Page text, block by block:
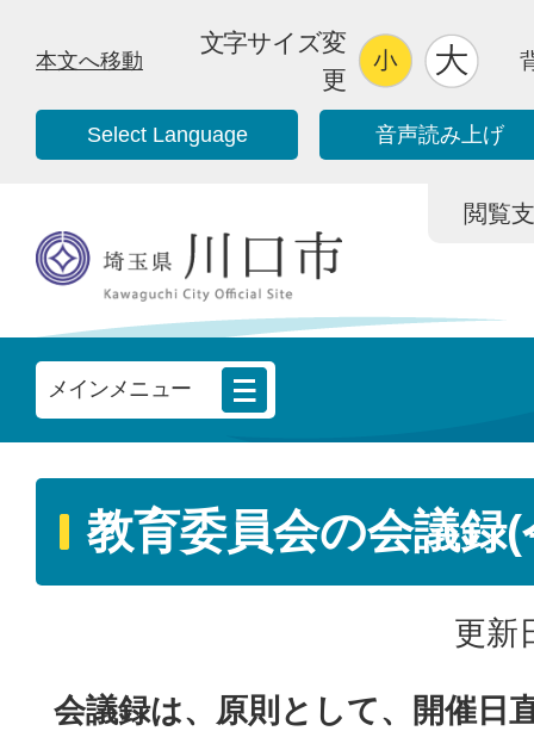
本文へ移動
文字サイズ変
更
Select Language 音声読み上げ
閲覧
メインメニュー
教育委員会の会議録
更新
会議録は、原則として、開催日